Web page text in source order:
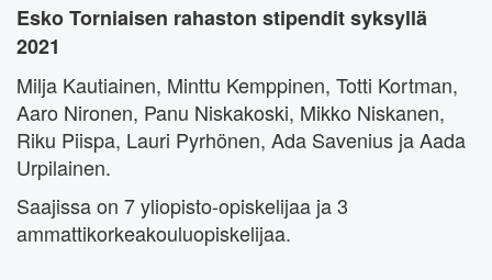
Esko Torniaisen rahaston stipendit syksyllä
2021
Milja Kautiainen, Minttu Kemppinen, Totti Kortman,
Aaro Nironen, Panu Niskakoski, Mikko Niskanen,
Riku Piispa, Lauri Pyrhönen, Ada Savenius ja Aada
Urpilainen.
Saajissa on 7 yliopisto-opiskelijaa ja 3
ammattikorkeakouluopiskelijaa.